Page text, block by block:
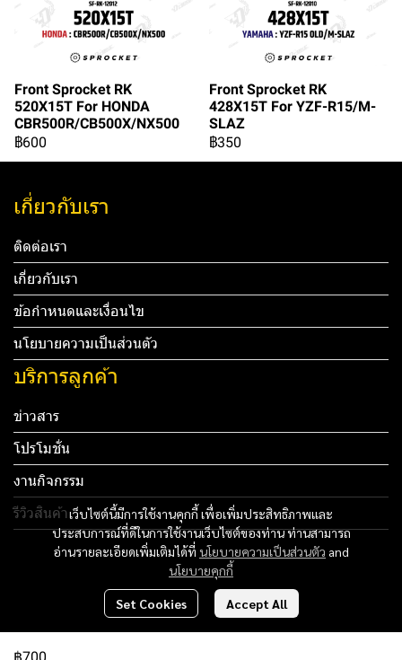
Front Sprocket RK
520X15T For HONDA
CBR500R/CB500X/NX500
฿600
Front Sprocket RK
428X15T For YZF-R15/M-
SLAZ
฿350
เว็บไซต์นี้มีการใช้งานคุกกี้ เพื่อเพิ่มประสิทธิภาพและ
ประสบการณ์ที่ดีในการใช้งานเว็บไซต์ของท่าน ท่านสามารถ
อ่านรายละเอียดเพิ่มเติมได้ที่ นโยบายความเป็นส่วนตัว and
นโยบายคุกกี้
Set Cookies Accept All
เกี่ยวกับเรา
ติดต่อเรา
เกี่ยวกับเรา
ข้อกำหนดและเงื่อนไข
นโยบายความเป็นส่วนตัว
บริการลูกค้า
ข่าวสาร
โปรโมชั่น
งานกิจกรรม
รีวิวสินค้า
Tel: 012 345 67890 Email: mail@yourdomain.com